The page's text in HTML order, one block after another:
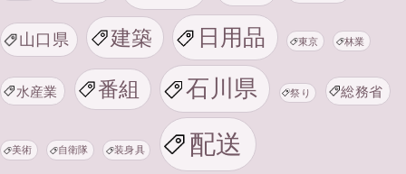
山口県 建築 日用品 東京 林業
水産業 番組 石川県 祭り 総務省
美術 自衛隊 装身具 配送